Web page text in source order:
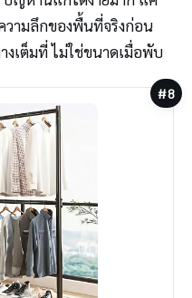
วามลึกของพื้นที่จริงก่อน
งเต็มที่ ไม่ใช่ขนาดเมื่อพับ
#8